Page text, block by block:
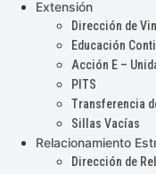
Extensión
Dirección de
Educación
Acción E –
PITS
Transferencia
Sillas Vacías
Relacionamiento
Dirección de